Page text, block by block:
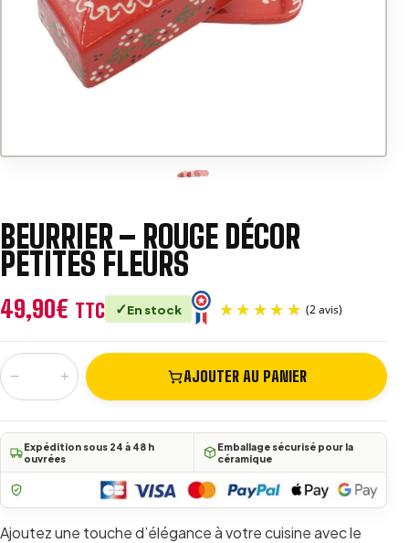
BEURRIER – ROUGE DÉCOR
PETITES FLEURS
49,90€ TTC En stock
(2 avis)
quantité de Beurrier - Rouge décor Petites Fleurs
− + AJOUTER AU PANIER
Expédition sous 24 à 48 h
ouvrées
Emballage sécurisé pour la
céramique
Ajoutez une touche d’élégance à votre cuisine avec le